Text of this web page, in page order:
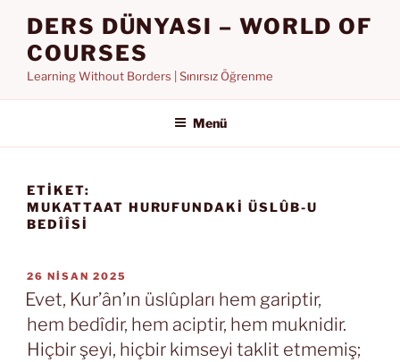
DERS DÜNYASI – WORLD OF
COURSES
Learning Without Borders | Sınırsız Öğrenme
Menü
ETIKET:
MUKATTAAT HURUFUNDAKI ÜSLÛB-U
BEDÎÎSI
YAYIM
TARIHI
26 NISAN 2025
Evet, Kur’ân’ın üslûpları hem gariptir,
hem bedîdir, hem aciptir, hem muknidir.
Hiçbir şeyi, hiçbir kimseyi taklit etmemiş;